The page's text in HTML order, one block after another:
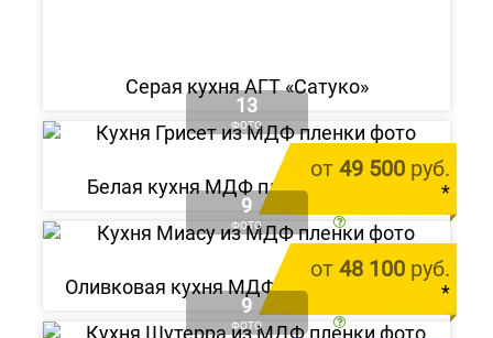
Серая кухня АГТ «Сатуко»
13
ФОТО
от 49 500 руб.
*
цена за 1 м.п.
Белая кухня МДФ пленка «Грисет»
9
ФОТО
от 48 100 руб.
*
цена за 1 м.п.
Оливковая кухня МДФ пленка «Миасу»
9
ФОТО
Alvic Zenit Verde Salvia
от 212 000 руб.